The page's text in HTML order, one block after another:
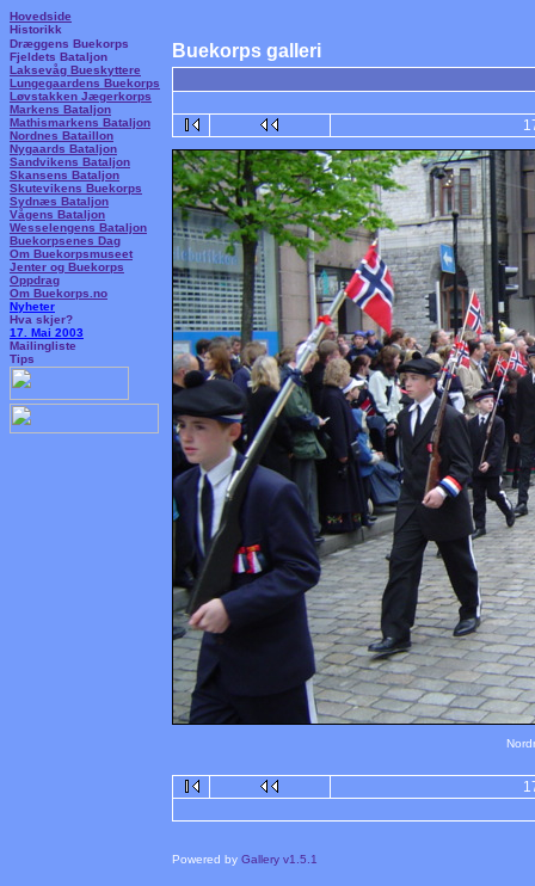
Hovedside
Historikk
Dræggens Buekorps
Fjeldets Bataljon
Laksevåg Bueskyttere
Lungegaardens Buekorps
Løvstakken Jægerkorps
Markens Bataljon
Mathismarkens Bataljon
Nordnes Bataillon
Nygaards Bataljon
Sandvikens Bataljon
Skansens Bataljon
Skutevikens Buekorps
Sydnæs Bataljon
Vågens Bataljon
Wesselengens Bataljon
Buekorpsenes Dag
Om Buekorpsmuseet
Jenter og Buekorps
Oppdrag
Om Buekorps.no
Nyheter
Hva skjer?
17. Mai 2003
Mailingliste
Tips
Buekorps galleri
Powered by Gallery v1.5.1